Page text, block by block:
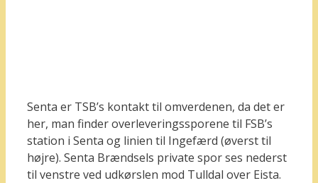
Senta er TSB’s kontakt til omverdenen, da det er
her, man finder overleveringssporene til FSB’s
station i Senta og linien til Ingefærd (øverst til
højre). Senta Brændsels private spor ses nederst
til venstre ved udkørslen mod Tulldal over Eista.